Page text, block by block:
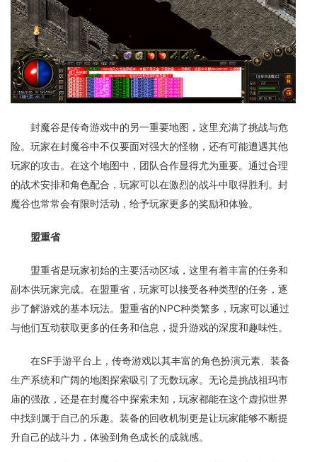
封魔谷是传奇游戏中的另一重要地图，这里充满了挑战与危
险。玩家在封魔谷中不仅要面对强大的怪物，还有可能遭遇其他
玩家的攻击。在这个地图中，团队合作显得尤为重要。通过合理
的战术安排和角色配合，玩家可以在激烈的战斗中取得胜利。封
魔谷也常常会有限时活动，给予玩家更多的奖励和体验。
盟重省
盟重省是玩家初始的主要活动区域，这里有着丰富的任务和
副本供玩家完成。在盟重省，玩家可以接受各种类型的任务，逐
步了解游戏的基本玩法。盟重省的NPC种类繁多，玩家可以通过
与他们互动获取更多的任务和信息，提升游戏的深度和趣味性。
在SF手游平台上，传奇游戏以其丰富的角色扮演元素、装备
生产系统和广阔的地图探索吸引了无数玩家。无论是挑战祖玛市
庙的强敌，还是在封魔谷中探索未知，玩家都能在这个虚拟世界
中找到属于自己的乐趣。装备的回收机制更是让玩家能够不断提
升自己的战斗力，体验到角色成长的成就感。